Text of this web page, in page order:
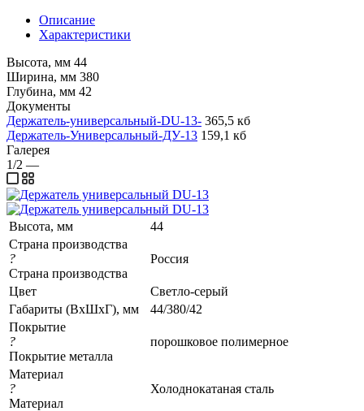
Описание
Характеристики
Высота, мм 44
Ширина, мм 380
Глубина, мм 42
Документы
Держатель-универсальный-DU-13- 365,5 кб
Держатель-Универсальный-ДУ-13 159,1 кб
Галерея
1/2 —
Высота, мм
44
Страна производства
?
Страна производства
Россия
Цвет
Светло-серый
Габариты (ВхШхГ), мм
44/380/42
Покрытие
?
Покрытие металла
порошковое полимерное
Материал
?
Материал
Холоднокатаная сталь